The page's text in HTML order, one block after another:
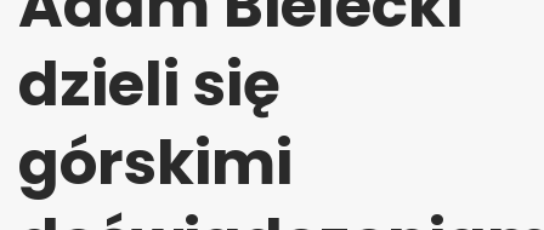
dzieli się
górskimi